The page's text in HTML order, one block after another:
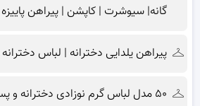
گانه| سیوشرت | کاپشن | پیراهن پاییزه
پیراهن یلدایی دخترانه | لباس
۵۰ مدل لباس گرم نوزادی دخترانه